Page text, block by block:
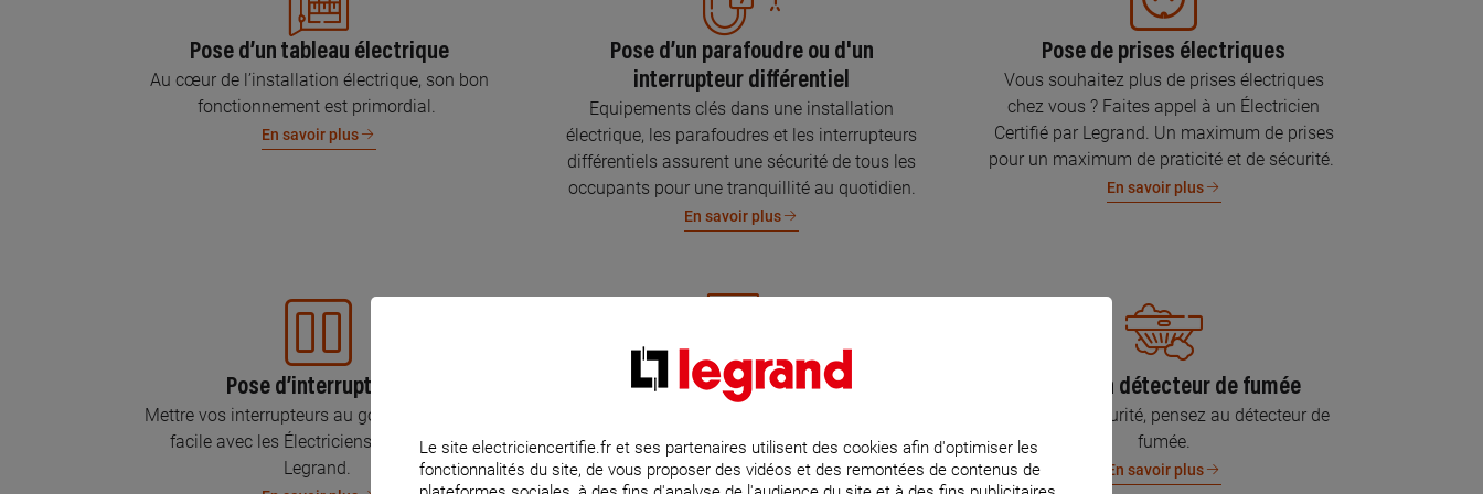
Pose d’un tableau électrique
Au cœur de l’installation électrique, son bon
fonctionnement est primordial.
En savoir plus
Pose d’un parafoudre ou d'un
interrupteur différentiel
Equipements clés dans une installation
électrique, les parafoudres et les interrupteurs
différentiels assurent une sécurité de tous les
occupants pour une tranquillité au quotidien.
En savoir plus
Pose de prises électriques
Vous souhaitez plus de prises électriques
chez vous ? Faites appel à un Électricien
Certifié par Legrand. Un maximum de prises
pour un maximum de praticité et de sécurité.
En savoir plus
Pose d’interrupteurs
Mettre vos interrupteurs au goût du jour, c’est
facile avec les Électriciens Certifiés par
Legrand.
Mise aux normes de l’installation
Parce que l’électricité implique la sécurité et la
protection de votre famille et de vos biens,
Pose d’un détecteur de fumée
Pour votre sécurité, pensez au détecteur de
fumée.
En savoir plus
Le site electriciencertifie.fr et ses partenaires utilisent des cookies afin d'optimiser les
fonctionnalités du site, de vous proposer des vidéos et des remontées de contenus de